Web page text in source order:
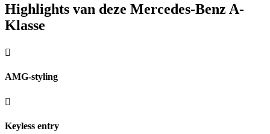
Highlights van deze Mercedes-Benz A-
Klasse
AMG-styling
Keyless entry